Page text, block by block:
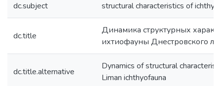
dc.subject structural characteristics of
dc.title
Динамика структурных
ихтиофауны Днестровского
dc.title.alternative
Dynamics of structural
Liman ichthyofauna